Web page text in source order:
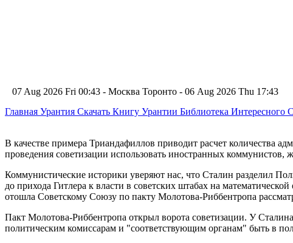
07 Aug 2026 Fri 00:43 - Москва Торонто - 06 Aug 2026 Thu 17:43
Главная Урантия Скачать Книгу Урантии Библиотека Интересного
В качестве примера Триандафиллов приводит расчет количества
проведения советизации использовать иностранных
Коммунистические историки уверяют нас, что Сталин разделил
до прихода Гитлера к власти в советских штабах на
отошла Советскому Союзу по пакту Молотова-Риббентропа
Пакт Молотова-Риббентропа открыл ворота советизации. У
политическим комиссарам и "соответствующим органам" быть в